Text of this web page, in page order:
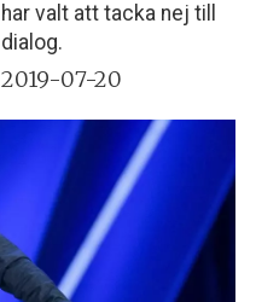
har valt att tacka nej till
dialog.
2019-07-20